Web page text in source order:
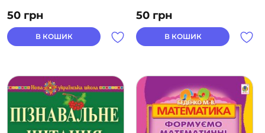
50 грн
В КОШИК
50 грн
В КОШИК